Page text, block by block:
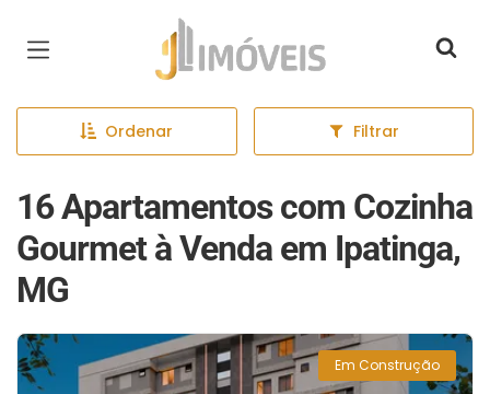
Página inicial
Ordenar Filtrar
16 Apartamentos com Cozinha
Gourmet à Venda em Ipatinga,
MG
Em Construção